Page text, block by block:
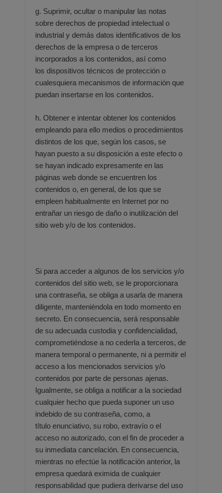
g. Suprimir, ocultar o manipular las notas
sobre derechos de propiedad intelectual o
industrial y demás datos identificativos de los
derechos de la empresa o de terceros
incorporados a los contenidos, así como
los dispositivos técnicos de protección o
cualesquiera mecanismos de información que
puedan insertarse en los contenidos.
h. Obtener e intentar obtener los contenidos
empleando para ello medios o procedimientos
distintos de los que, según los casos, se
hayan puesto a su disposición a este efecto o
se hayan indicado expresamente en las
páginas web donde se encuentren los
contenidos o, en general, de los que se
empleen habitualmente en Internet por no
entrañar un riesgo de daño o inutilización del
sitio web y/o de los contenidos.
Si para acceder a algunos de los servicios y/o
contenidos del sitio web, se le proporcionara
una contraseña, se obliga a usarla de manera
diligente, manteniéndola en todo momento en
secreto. En consecuencia, será responsable
de su adecuada custodia y confidencialidad,
comprometiéndose a no cederla a terceros, de
manera temporal o permanente, ni a permitir el
acceso a los mencionados servicios y/o
contenidos por parte de personas ajenas.
Igualmente, se obliga a notificar a la sociedad
cualquier hecho que pueda suponer un uso
indebido de su contraseña, como, a
título enunciativo, su robo, extravío o el
acceso no autorizado, con el fin de proceder a
su inmediata cancelación. En consecuencia,
mientras no efectúe la notificación anterior, la
empresa quedará eximida de cualquier
responsabilidad que pudiera derivarse del uso